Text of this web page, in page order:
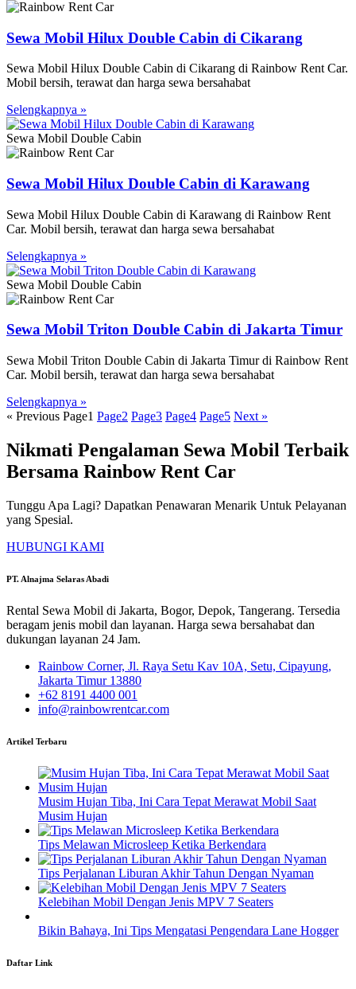
Sewa Mobil Hilux Double Cabin di Cikarang
Sewa Mobil Hilux Double Cabin di Cikarang di Rainbow Rent Car.
Mobil bersih, terawat dan harga sewa bersahabat
Selengkapnya »
Sewa Mobil Double Cabin
Sewa Mobil Hilux Double Cabin di Karawang
Sewa Mobil Hilux Double Cabin di Karawang di Rainbow Rent
Car. Mobil bersih, terawat dan harga sewa bersahabat
Selengkapnya »
Sewa Mobil Double Cabin
Sewa Mobil Triton Double Cabin di Jakarta Timur
Sewa Mobil Triton Double Cabin di Jakarta Timur di Rainbow Rent
Car. Mobil bersih, terawat dan harga sewa bersahabat
Selengkapnya »
« Previous Page1 Page2 Page3 Page4 Page5 Next »
Nikmati Pengalaman Sewa Mobil Terbaik
Bersama Rainbow Rent Car
Tunggu Apa Lagi? Dapatkan Penawaran Menarik Untuk Pelayanan
yang Spesial.
HUBUNGI KAMI
PT. Alnajma Selaras Abadi
Rental Sewa Mobil di Jakarta, Bogor, Depok, Tangerang. Tersedia
beragam jenis mobil dan layanan. Harga sewa bersahabat dan
dukungan layanan 24 Jam.
Rainbow Corner, Jl. Raya Setu Kav 10A, Setu, Cipayung,
Jakarta Timur 13880
+62 8191 4400 001
info@rainbowrentcar.com
Artikel Terbaru
Musim Hujan Tiba, Ini Cara Tepat Merawat Mobil Saat
Musim Hujan
Tips Melawan Microsleep Ketika Berkendara
Tips Perjalanan Liburan Akhir Tahun Dengan Nyaman
Kelebihan Mobil Dengan Jenis MPV 7 Seaters
Bikin Bahaya, Ini Tips Mengatasi Pengendara Lane Hogger
Daftar Link